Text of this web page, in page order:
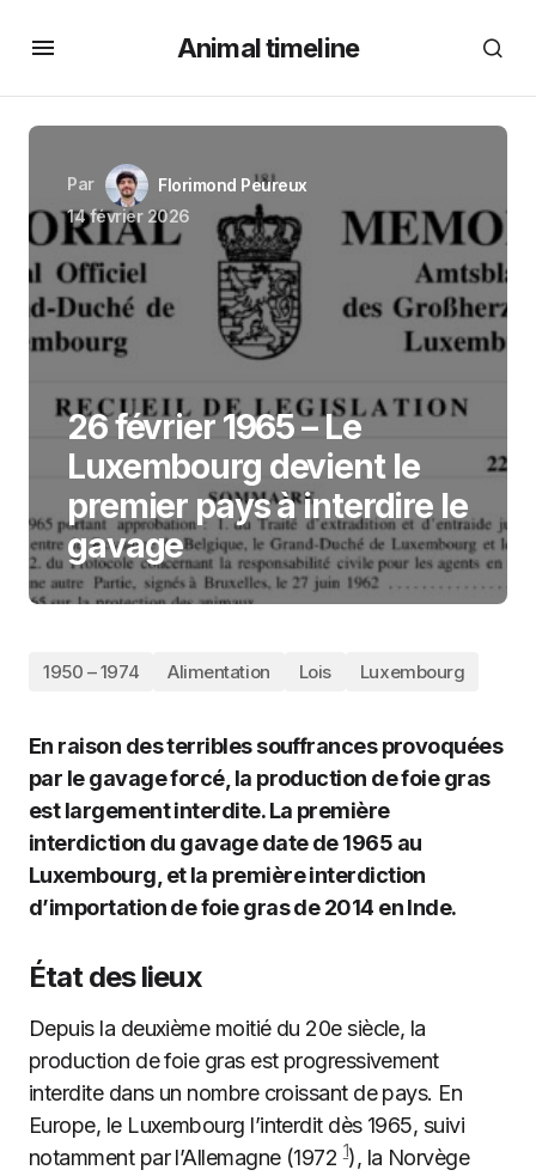
Animal timeline
Par
Florimond Peureux
14 février 2026
26 février 1965 – Le
Luxembourg devient le
premier pays à interdire le
gavage
1950 – 1974 Alimentation Lois Luxembourg
En raison des terribles souffrances provoquées
par le gavage forcé, la production de foie gras
est largement interdite. La première
interdiction du gavage date de 1965 au
Luxembourg, et la première interdiction
d’importation de foie gras de 2014 en Inde.
État des lieux
Depuis la deuxième moitié du 20e siècle, la
production de foie gras est progressivement
interdite dans un nombre croissant de pays. En
Europe, le Luxembourg l’interdit dès 1965, suivi
notamment par l’Allemagne (19721), la Norvège